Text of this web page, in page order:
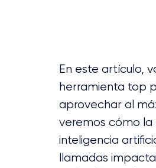
En este artículo,
herramienta top
aprovechar al
veremos cómo la
inteligencia
llamadas